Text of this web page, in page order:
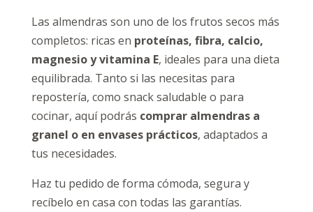
Las almendras son uno de los frutos secos más
completos: ricas en proteínas, fibra, calcio,
magnesio y vitamina E, ideales para una dieta
equilibrada. Tanto si las necesitas para
repostería, como snack saludable o para
cocinar, aquí podrás comprar almendras a
granel o en envases prácticos, adaptados a
tus necesidades.
Haz tu pedido de forma cómoda, segura y
recíbelo en casa con todas las garantías.